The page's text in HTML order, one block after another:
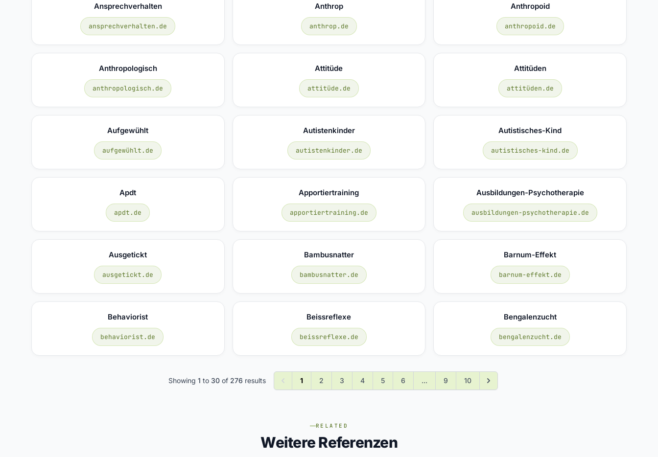
Ansprechverhalten
ansprechverhalten.de
Anthrop
anthrop.de
Anthropoid
anthropoid.de
Anthropologisch
anthropologisch.de
Attitüde
attitüde.de
Attitüden
attitüden.de
Aufgewühlt
aufgewühlt.de
Autistenkinder
autistenkinder.de
Autistisches-Kind
autistisches-kind.de
Apdt
apdt.de
Apportiertraining
apportiertraining.de
Ausbildungen-Psychotherapie
ausbildungen-psychotherapie.de
Ausgetickt
ausgetickt.de
Bambusnatter
bambusnatter.de
Barnum-Effekt
barnum-effekt.de
Behaviorist
behaviorist.de
Beissreflexe
beissreflexe.de
Bengalenzucht
bengalenzucht.de
Showing 1 to 30of 276 results 1 2 3 4 5 6 ... 9 10
RELATED
Weitere Referenzen